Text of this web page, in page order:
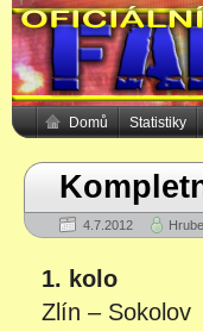
Domů Statistiky
4.7.2012
1. kolo
Zlín – Sokolov